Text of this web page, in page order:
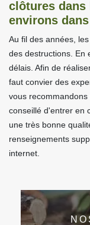
clôtures dans
environs
Au fil des années,
des destructions. En
délais. Afin de
faut convier des
vous
conseillé d'entrer en
une très bonne
renseignements
internet.